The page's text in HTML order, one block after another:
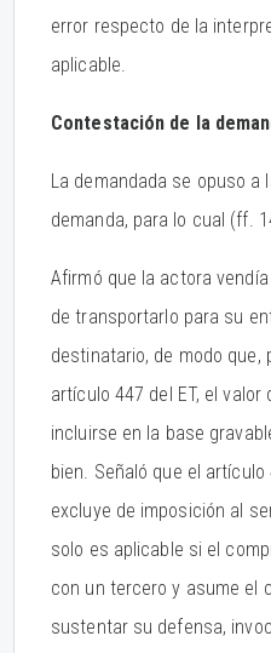
error respecto de la
aplicable.
Contestación de la
La demandada se opuso a
demanda, para lo cual (ff.
Afirmó que la actora
de transportarlo para su
destinatario, de modo que,
artículo 447 del ET, el
incluirse en la base
bien. Señaló que el artículo
excluye de imposición al
solo es aplicable si el
con un tercero y asume el
sustentar su defensa,